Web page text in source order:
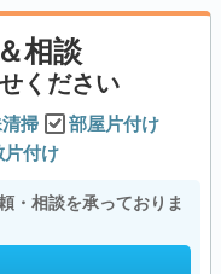
相談
ください
掃
部屋片付け
片付け
・相談を承っておりま